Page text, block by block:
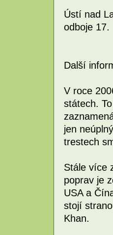
Ústí nad
odboje 17.
Další
V roce
státech.
jen
trestech
Stále více
poprav je
USA a
stojí
Khan.